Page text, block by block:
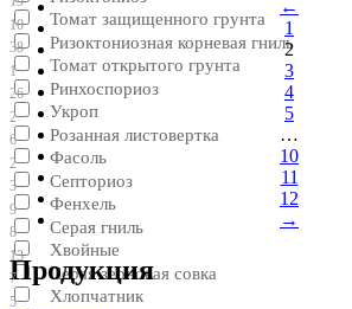
Томат защищенного грунта
38
Томат открытого грунта
26
Укроп
6
Фасоль
3
Фенхель
8
Хвойные
7
Хлопчатник
10
Ризоктониозная корневая гниль
1
Ринхоспориоз
2
Розанная листовертка
2
Септориоз
9
Серая гниль
13
Серая зерновая совка
5
←
1
2
3
4
5
…
10
11
12
→
Продукция